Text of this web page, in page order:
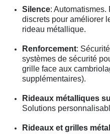
Silence: Automatismes.
discrets pour améliorer
rideau métallique.
Renforcement:
systèmes de sécurité
grille face aux
supplémentaires).
Rideaux métalliques
Solutions
Rideaux et grilles